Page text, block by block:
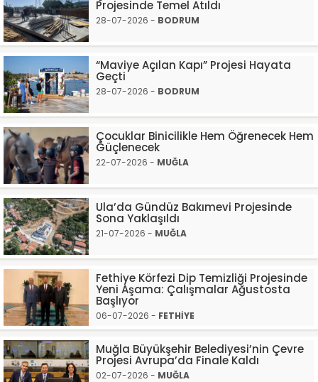
Projesinde Temel Atıldı
28-07-2026 - BODRUM
“Maviye Açılan Kapı” Projesi Hayata
Geçti
28-07-2026 - BODRUM
Çocuklar Binicilikle Hem Öğrenecek Hem
Güçlenecek
22-07-2026 - MUĞLA
Ula’da Gündüz Bakımevi Projesinde
Sona Yaklaşıldı
21-07-2026 - MUĞLA
Fethiye Körfezi Dip Temizliği Projesinde
Yeni Aşama: Çalışmalar Ağustosta
Başlıyor
06-07-2026 - FETHİYE
Muğla Büyükşehir Belediyesi’nin Çevre
Projesi Avrupa’da Finale Kaldı
02-07-2026 - MUĞLA